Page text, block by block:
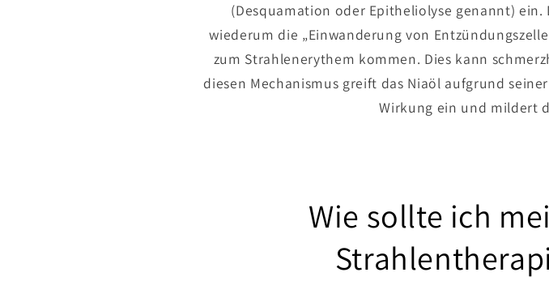
(Desquamation oder Epitheliolyse genannt)
wiederum die „Einwanderung von
zum Strahlenerythem kommen. Dies kann
diesen Mechanismus greift das Niaöl aufgrund
Wirkung ein und mildert
Wie sollte ich